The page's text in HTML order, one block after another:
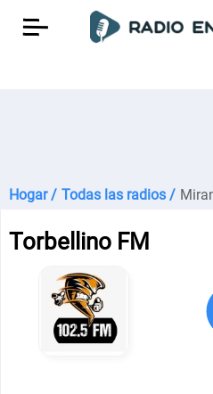
Hogar / Todas las radios /
Torbellino FM